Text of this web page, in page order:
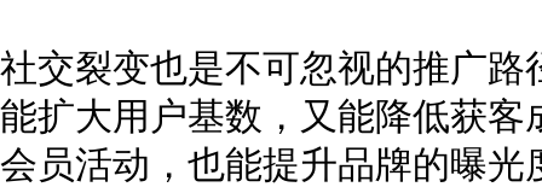
社交裂变也是不可忽视的推广
能扩大用户基数，又能降低获
会员活动，也能提升品牌的曝光